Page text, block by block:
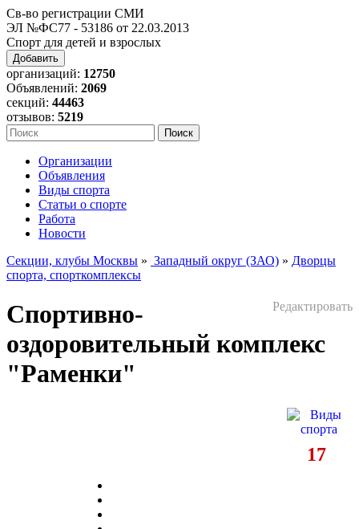
Св-во регистрации СМИ
ЭЛ №ФС77 - 53186 от 22.03.2013
Спорт для детей и взрослых
Добавить
организаций: 12750
Объявлений: 2069
секций: 44463
отзывов: 5219
Организации
Объявления
Виды спорта
Статьи о спорте
Работа
Новости
Секции, клубы Москвы » Западный округ (ЗАО) » Дворцы
спорта, спорткомплексы
Редактировать
Спортивно-
оздоровительный комплекс
"Раменки"
17